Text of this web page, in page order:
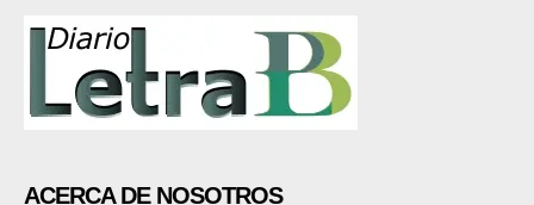
ACERCA DE NOSOTROS